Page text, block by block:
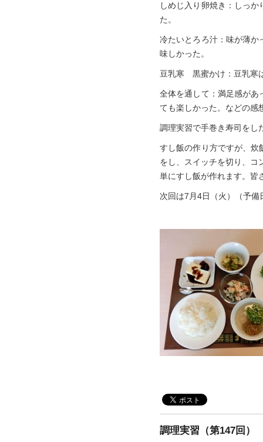
しめじ入り卵焼き：しっ
た。
冷たいとろろ汁：味が薄か
味しかった。
豆乳寒 黒蜜かけ：豆乳寒
全体を通して：満足感があ
ても楽しかった。などの感
調理実習で手巻き寿司をし
すし飯の作り方ですが、炊
をし、スイッチを切り、コ
単にすし飯が作れます。皆
次回は7月4日（火）（予
調理実習（第147回）